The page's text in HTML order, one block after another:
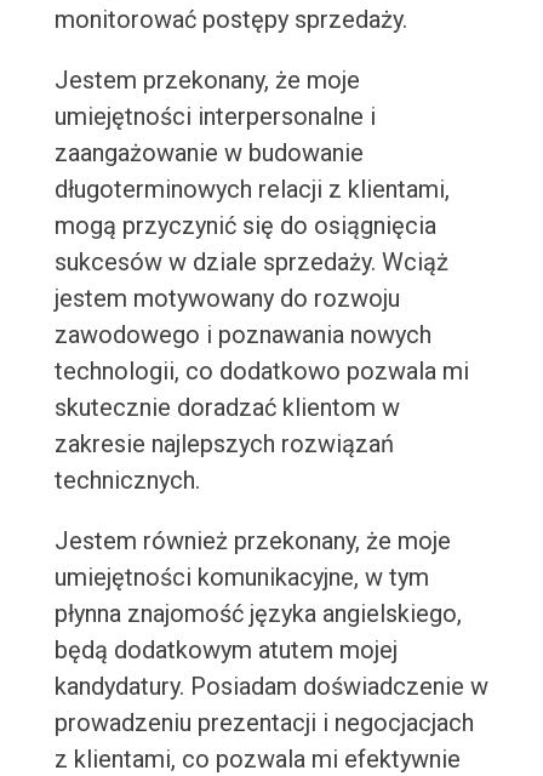
monitorować postępy sprzedaży.
Jestem przekonany, że moje
umiejętności interpersonalne i
zaangażowanie w budowanie
długoterminowych relacji z klientami,
mogą przyczynić się do osiągnięcia
sukcesów w dziale sprzedaży. Wciąż
jestem motywowany do rozwoju
zawodowego i poznawania nowych
technologii, co dodatkowo pozwala mi
skutecznie doradzać klientom w
zakresie najlepszych rozwiązań
technicznych.
Jestem również przekonany, że moje
umiejętności komunikacyjne, w tym
płynna znajomość języka angielskiego,
będą dodatkowym atutem mojej
kandydatury. Posiadam doświadczenie w
prowadzeniu prezentacji i negocjacjach
z klientami, co pozwala mi efektywnie